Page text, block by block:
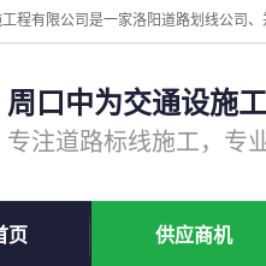
周口中为交通设施
页 供应商机